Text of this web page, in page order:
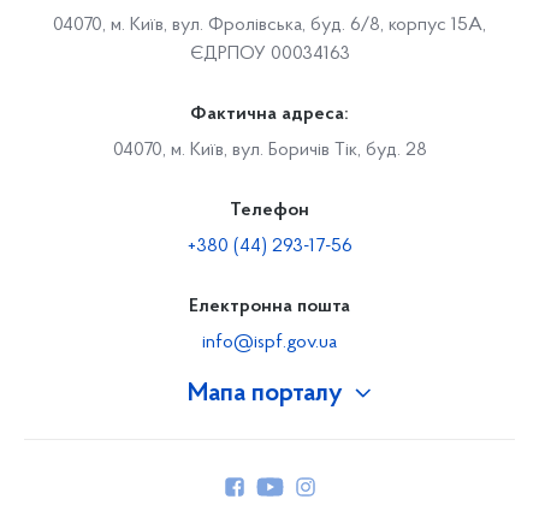
Мапа порталу
04070, м. Київ, вул. Фролівська, буд. 6/8, корпус 15А,
ЄДРПОУ 00034163
Фактична адреса:
04070, м. Київ, вул. Боричів Тік, буд. 28
Телефон
+380 (44) 293-17-56
Електронна пошта
info@ispf.gov.ua